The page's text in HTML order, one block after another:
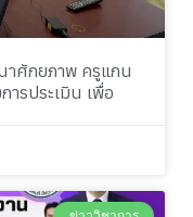
าศักยภาพ ครูแกน
ารประเมิน เพื่อ